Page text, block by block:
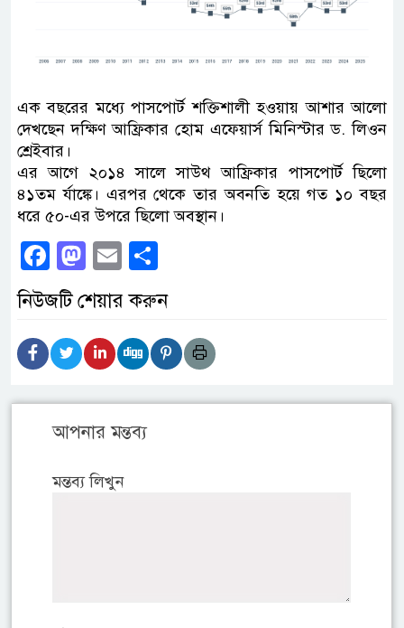
এক বছরের মধ্যে পাসপোর্ট শক্তিশালী হওয়ায় আশার আলো
দেখছেন দক্ষিণ আফ্রিকার হোম এফেয়ার্স মিনিস্টার ড. লিওন
শ্রেইবার।
এর আগে ২০১৪ সালে সাউথ আফ্রিকার পাসপোর্ট ছিলো
৪১তম র্যাঙ্কে। এরপর থেকে তার অবনতি হয়ে গত ১০ বছর
ধরে ৫০-এর উপরে ছিলো অবস্থান।
Facebook
Mastodon
Email
নিউজটি শেয়ার করুন
আপনার মন্তব্য
মন্তব্য লিখুন